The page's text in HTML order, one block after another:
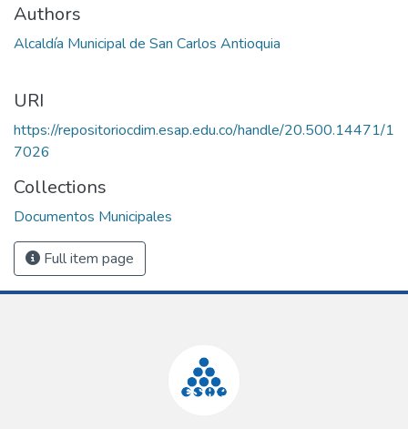
Authors
Alcaldía Municipal de San Carlos Antioquia
URI
https://repositoriocdim.esap.edu.co/handle/20.500.14471/1
7026
Collections
Documentos Municipales
Full item page